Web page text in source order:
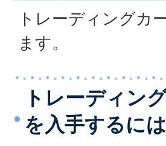
トレーディングカ
ます。
トレーディン
を入手するに